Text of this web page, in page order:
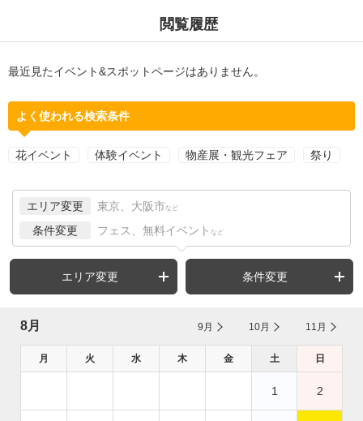
閲覧履歴
最近見たイベント&スポットページはありません。
よく使われる検索条件
花イベント 体験イベント 物産展・観光フェア 祭り
エリア変更 東京、大阪市 など
条件変更 フェス、無料イベント など
エリア変更 条件変更
8月 9月 10月 11月
月 火 水 木 金 土 日
1 2